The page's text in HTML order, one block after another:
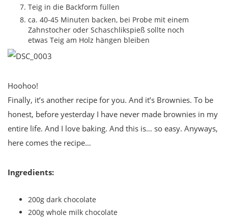
Teig in die Backform füllen
ca. 40-45 Minuten backen, bei Probe mit einem
Zahnstocher oder Schaschlikspieß sollte noch
etwas Teig am Holz hängen bleiben
Hoohoo!
Finally, it’s another recipe for you. And it’s Brownies. To be
honest, before yesterday I have never made brownies in my
entire life. And I love baking. And this is… so easy. Anyways,
here comes the recipe…
Ingredients:
200g dark chocolate
200g whole milk chocolate